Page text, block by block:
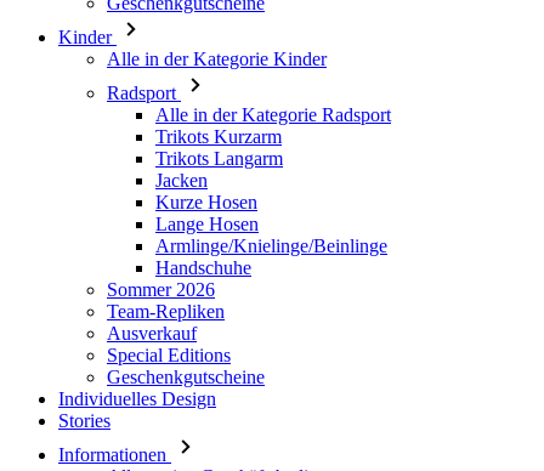
Alle in der Kategorie Radsport
Trikots Langarm
Jacken
Kurze Hosen
Lange Hosen
Armlinge/Knielinge/Beinlinge
Handschuhe
Sommer 2026
Team-Repliken
Ausverkauf
Special Editions
Geschenkgutscheine
Individuelles Design
Stories
Informationen
Allgemeine Geschäftsbedingungen
Datenschutz
Rücksendung
Kalas Geschichte
Cookies